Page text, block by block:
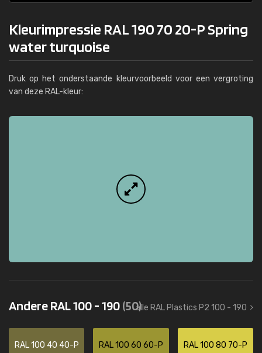
Kleurimpressie RAL 190 70 20-P Spring
water turquoise
Druk op het onderstaande kleurvoorbeeld voor een vergroting
van deze RAL-kleur:
Andere RAL 100 - 190(50)alle RAL Plastics P2 100 - 190
RAL 100 40 40-P RAL 100 60 60-P RAL 100 80 70-P